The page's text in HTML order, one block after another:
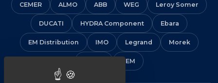
CEMER ALMO ABB WEG Leroy Somer
DUCATI HYDRA Component Ebara
EM Distribution IMO Legrand Morek
VEM